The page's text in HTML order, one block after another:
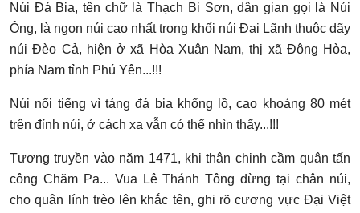
Núi Đá Bia, tên chữ là Thạch Bi Sơn, dân gian gọi là Núi
Ông, là ngọn núi cao nhất trong khối núi Đại Lãnh thuộc dãy
núi Đèo Cả, hiện ở xã Hòa Xuân Nam, thị xã Đông Hòa,
phía Nam tỉnh Phú Yên...!!!
Núi nổi tiếng vì tảng đá bia khổng lồ, cao khoảng 80 mét
trên đỉnh núi, ở cách xa vẫn có thể nhìn thấy...!!!
Tương truyền vào năm 1471, khi thân chinh cầm quân tấn
công Chăm Pa... Vua Lê Thánh Tông dừng tại chân núi,
cho quân lính trèo lên khắc tên, ghi rõ cương vực Đại Việt